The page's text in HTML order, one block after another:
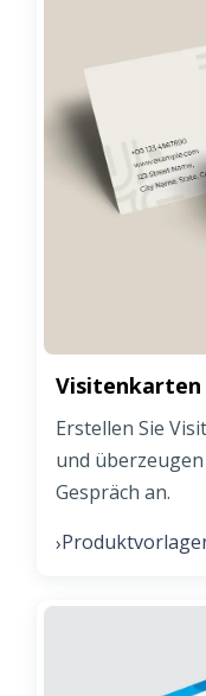
Visitenkarten
Erstellen Sie
und
Gespräch an.
›